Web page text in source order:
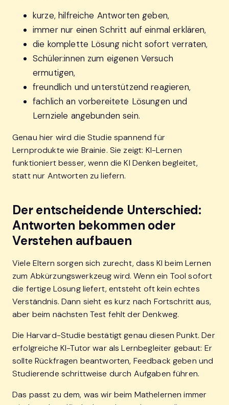
kurze, hilfreiche Antworten geben,
immer nur einen Schritt auf einmal erklären,
die komplette Lösung nicht sofort verraten,
Schüler:innen zum eigenen Versuch
ermutigen,
freundlich und unterstützend reagieren,
fachlich an vorbereitete Lösungen und
Lernziele angebunden sein.
Genau hier wird die Studie spannend für
Lernprodukte wie Brainie. Sie zeigt: KI-Lernen
funktioniert besser, wenn die KI Denken begleitet,
statt nur Antworten zu liefern.
Der entscheidende Unterschied:
Antworten bekommen oder
Verstehen aufbauen
Viele Eltern sorgen sich zurecht, dass KI beim Lernen
zum Abkürzungswerkzeug wird. Wenn ein Tool sofort
die fertige Lösung liefert, entsteht oft kein echtes
Verständnis. Dann sieht es kurz nach Fortschritt aus,
aber beim nächsten Test fehlt der Denkweg.
Die Harvard-Studie bestätigt genau diesen Punkt. Der
erfolgreiche KI-Tutor war als Lernbegleiter gebaut: Er
sollte Rückfragen beantworten, Feedback geben und
Studierende schrittweise durch Aufgaben führen.
Das passt zu dem, was wir beim Mathelernen immer